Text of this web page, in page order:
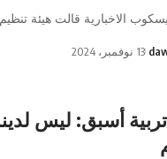
الاخبارية قالت هيئة
13 نوفمبر، 2024
أسبق: ليس